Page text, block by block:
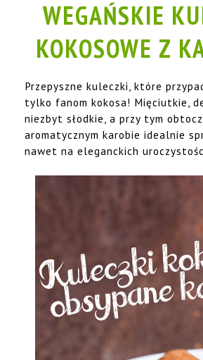
WEGAŃSKIE
KOKOSOWE Z
Przepyszne kuleczki, które
tylko fanom kokosa! Mięciutkie,
niezbyt słodkie, a przy tym
aromatycznym karobie idealnie
nawet na eleganckich